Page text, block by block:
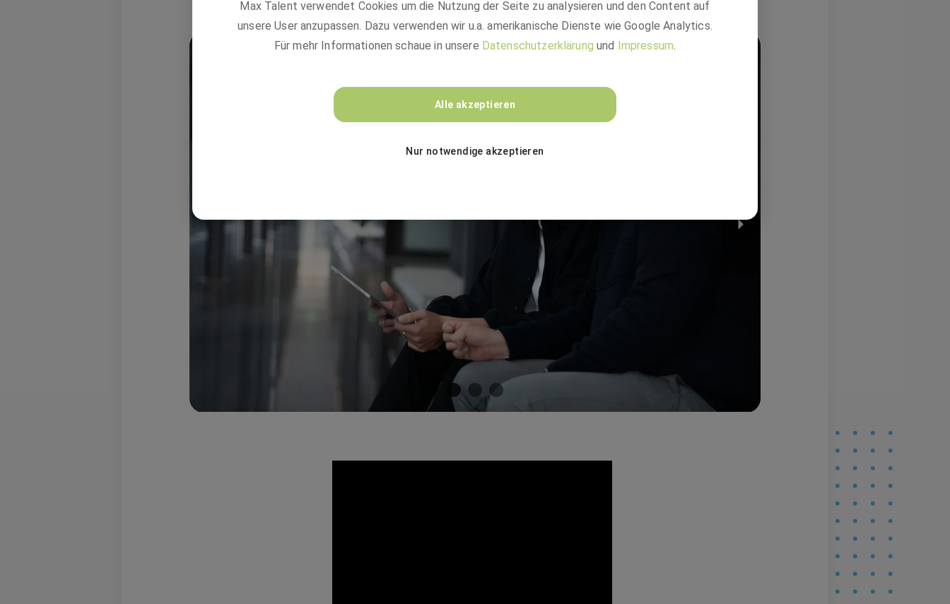
Max Talent verwendet Cookies um die Nutzung der Seite zu analysieren und den Content auf
unsere User anzupassen. Dazu verwenden wir u.a. amerikanische Dienste wie Google Analytics.
Für mehr Informationen schaue in unsere Datenschutzerklärung und Impressum.
Alle akzeptieren
Nur notwendige akzeptieren